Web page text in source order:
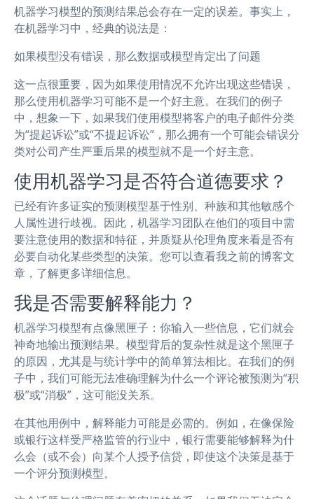
机器学习模型的预测结果总会存在一定的误差。事实上，
在机器学习中，经典的说法是：
如果模型没有错误，那么数据或模型肯定出了问题
这一点很重要，因为如果使用情况不允许出现这些错误，
那么使用机器学习可能不是一个好主意。在我们的例子
中，想象一下，如果我们使用模型将客户的电子邮件分类
为“提起诉讼”或“不提起诉讼”，那么拥有一个可能会错误分
类对公司产生严重后果的模型就不是一个好主意。
使用机器学习是否符合道德要求？
已经有许多证实的预测模型基于性别、种族和其他敏感个
人属性进行歧视。因此，机器学习团队在他们的项目中需
要注意使用的数据和特征，并质疑从伦理角度来看是否有
必要自动化某些类型的决策。您可以查看我之前的博客文
章，了解更多详细信息。
我是否需要解释能力？
机器学习模型有点像黑匣子：你输入一些信息，它们就会
神奇地输出预测结果。模型背后的复杂性就是这个黑匣子
的原因，尤其是与统计学中的简单算法相比。在我们的例
子中，我们可能无法准确理解为什么一个评论被预测为“积
极”或“消极”，这可能没关系。
在其他用例中，解释能力可能是必需的。例如，在像保险
或银行这样受严格监管的行业中，银行需要能够解释为什
么会（或不会）向某个人授予信贷，即使这个决策是基于
一个评分预测模型。